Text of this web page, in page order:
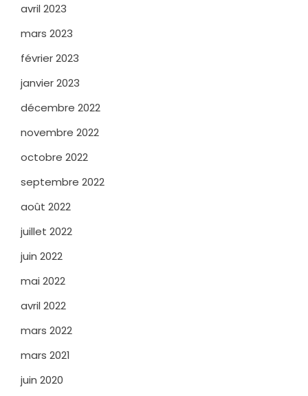
avril 2023
mars 2023
février 2023
janvier 2023
décembre 2022
novembre 2022
octobre 2022
septembre 2022
août 2022
juillet 2022
juin 2022
mai 2022
avril 2022
mars 2022
mars 2021
juin 2020